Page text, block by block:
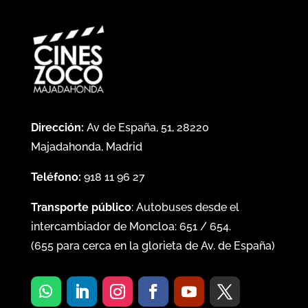
Dirección: Av de España, 51, 28220
Majadahonda, Madrid
Teléfono: 918 11 96 27
Transporte público: Autobuses desde el
intercambiador de Moncloa: 651/ 654.
(655para cerca en la glorieta de Av. de España)